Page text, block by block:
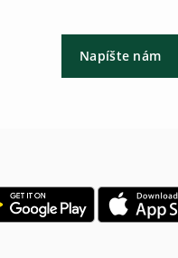
Napíšte nám